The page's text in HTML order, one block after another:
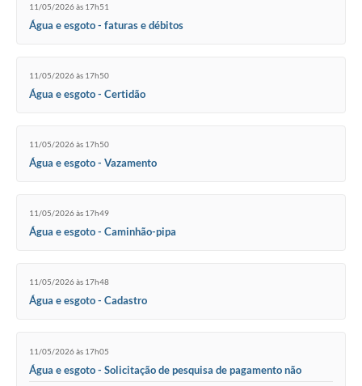
11/05/2026 às 17h51
Água e esgoto - faturas e débitos
11/05/2026 às 17h50
Água e esgoto - Certidão
11/05/2026 às 17h50
Água e esgoto - Vazamento
11/05/2026 às 17h49
Água e esgoto - Caminhão-pipa
11/05/2026 às 17h48
Água e esgoto - Cadastro
11/05/2026 às 17h05
Água e esgoto - Solicitação de pesquisa de pagamento não